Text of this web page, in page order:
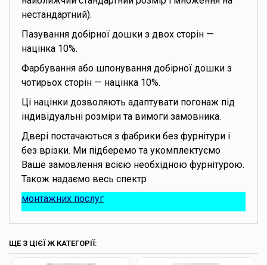
нестандартний).
Пазування добірної дошки з двох сторін —
націнка 10%.
Фарбування або шпонування добірної дошки з
чотирьох сторін — націнка 10%.
Ці націнки дозволяють адаптувати погонаж під
індивідуальні розміри та вимоги замовника.
Двері постачаються з фабрики без фурнітури і
без врізки. Ми підберемо та укомплектуємо
Ваше замовлення всією необхідною фурнітурою.
Також надаємо весь спектр
монтажних послуг
ЩЕ З ЦІЄЇ Ж КАТЕГОРІЇ: